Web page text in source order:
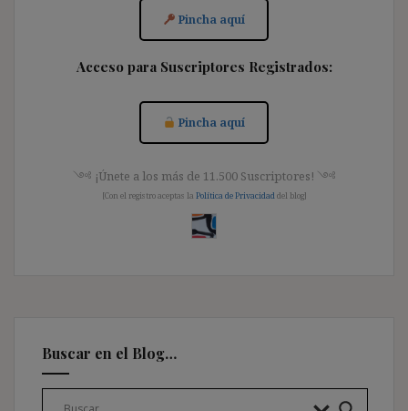
Pincha aquí
Acceso para Suscriptores Registrados:
Pincha aquí
༺ ¡Únete a los más de 11.500 Suscriptores! ༺
[Con el registro aceptas la Política de Privacidad del blog]
Buscar en el Blog…